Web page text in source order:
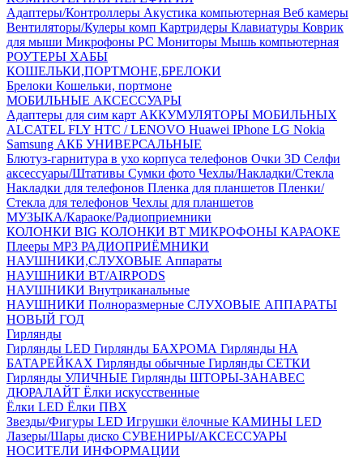
Адаптеры/Контроллеры Акустика компьютерная Веб камеры
Вентиляторы/Кулеры комп Картридеры Клавиатуры Коврик
для мыши Микрофоны PC Мониторы Мышь компьютерная
РОУТЕРЫ ХАБЫ
КОШЕЛЬКИ,ПОРТМОНЕ,БРЕЛОКИ
Брелоки Кошельки, портмоне
МОБИЛЬНЫЕ АКСЕССУАРЫ
Адаптеры для сим карт АККУМУЛЯТОРЫ МОБИЛЬНЫХ
ALCATEL FLY HTC / LENOVO Huawei IPhone LG Nokia
Samsung АКБ УНИВЕРСАЛЬНЫЕ
Блютуз-гарнитура в ухо корпуса телефонов Очки 3D Селфи
аксессуары/Штативы Сумки фото Чехлы/Накладки/Стекла
Накладки для телефонов Пленка для планшетов Пленки/
Стекла для телефонов Чехлы для планшетов
МУЗЫКА/Караоке/Радиоприемники
КОЛОНКИ BIG КОЛОНКИ BT МИКРОФОНЫ КАРАОКЕ
Плееры MP3 РАДИОПРИЁМНИКИ
НАУШНИКИ,СЛУХОВЫЕ Аппараты
НАУШНИКИ BT/AIRPODS
НАУШНИКИ Внутриканальные
НАУШНИКИ Полноразмерные СЛУХОВЫЕ АППАРАТЫ
НОВЫЙ ГОД
Гирлянды
Гирлянды LED Гирлянды БАХРОМА Гирлянды НА
БАТАРЕЙКАХ Гирлянды обычные Гирлянды СЕТКИ
Гирлянды УЛИЧНЫЕ Гирлянды ШТОРЫ-ЗАНАВЕС
ДЮРАЛАЙТ Ёлки искусственные
Ёлки LED Ёлки ПВХ
Звезды/Фигуры LED Игрушки ёлочные КАМИНЫ LED
Лазеры/Шары диско СУВЕНИРЫ/АКСЕССУАРЫ
НОСИТЕЛИ ИНФОРМАЦИИ